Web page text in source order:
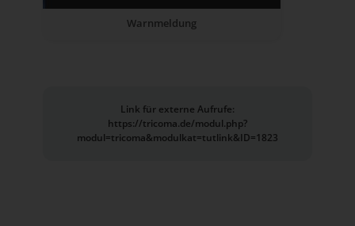
Warnmeldung
Link für externe Aufrufe:
https://tricoma.de/modul.php?
modul=tricoma&modulkat=tutlink&ID=1823